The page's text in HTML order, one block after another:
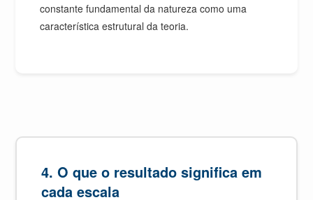
constante fundamental da natureza como uma
característica estrutural da teoria.
4. O que o resultado significa em
cada escala